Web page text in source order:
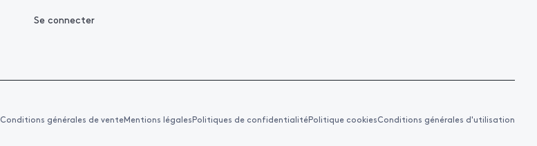
Se connecter
Conditions générales de venteMentions légalesPolitiques de confidentialitéPolitique cookiesConditions générales d'utilisation